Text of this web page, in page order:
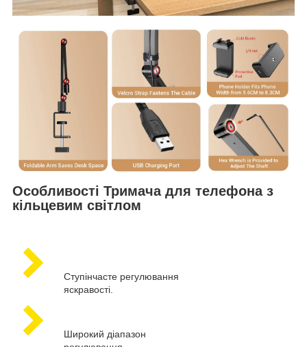
Особливості Тримача для телефона з
кільцевим світлом
Ступінчасте регулювання
яскравості.
Широкий діапазон